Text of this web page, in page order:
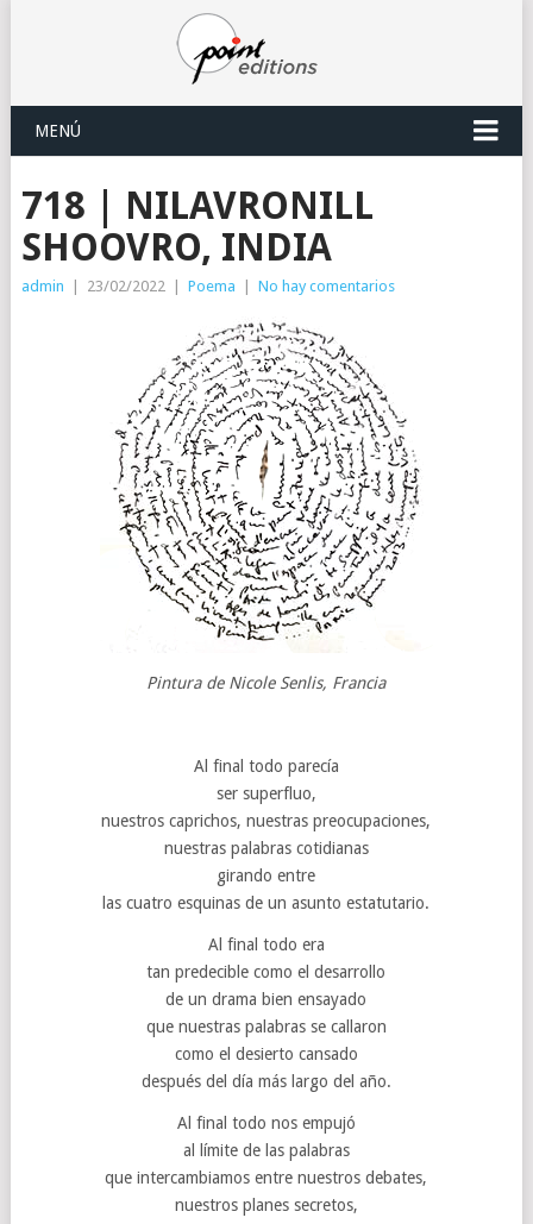
MENÚ
718 | NILAVRONILL
SHOOVRO, INDIA
admin 23/02/2022 Poema No hay comentarios
Pintura de Nicole Senlis, Francia
Al final todo parecía
ser superfluo,
nuestros caprichos, nuestras preocupaciones,
nuestras palabras cotidianas
girando entre
las cuatro esquinas de un asunto estatutario.
Al final todo era
tan predecible como el desarrollo
de un drama bien ensayado
que nuestras palabras se callaron
como el desierto cansado
después del día más largo del año.
Al final todo nos empujó
al límite de las palabras
que intercambiamos entre nuestros debates,
nuestros planes secretos,